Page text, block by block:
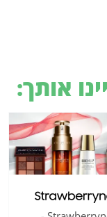
אותך: